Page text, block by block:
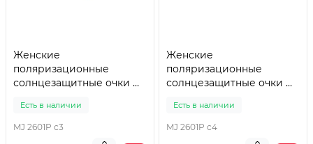
Женские
поляризационные
солнцезащитные очки MJ
Есть в наличии
MJ 2601P c3
Женские
поляризационные
солнцезащитные очки MJ
Есть в наличии
MJ 2601P c4